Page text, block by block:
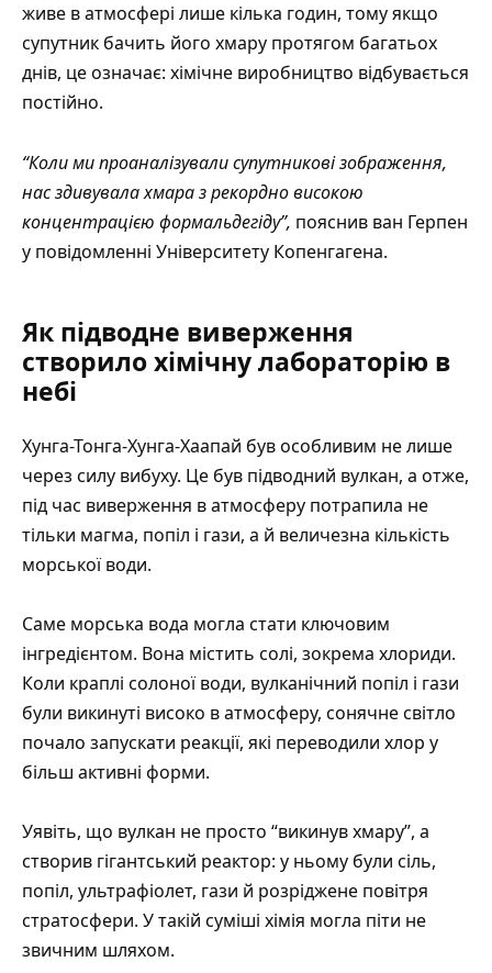
живе в атмосфері лише кілька годин, тому якщо
супутник бачить його хмару протягом багатьох
днів, це означає: хімічне виробництво відбувається
постійно.
“Коли ми проаналізували супутникові зображення,
нас здивувала хмара з рекордно високою
концентрацією формальдегіду”, пояснив ван Герпен
у повідомленні Університету Копенгагена.
Як підводне виверження
створило хімічну лабораторію в
небі
Хунга-Тонга-Хунга-Хаапай був особливим не лише
через силу вибуху. Це був підводний вулкан, а отже,
під час виверження в атмосферу потрапила не
тільки магма, попіл і гази, а й величезна кількість
морської води.
Саме морська вода могла стати ключовим
інгредієнтом. Вона містить солі, зокрема хлориди.
Коли краплі солоної води, вулканічний попіл і гази
були викинуті високо в атмосферу, сонячне світло
почало запускати реакції, які переводили хлор у
більш активні форми.
Уявіть, що вулкан не просто “викинув хмару”, а
створив гігантський реактор: у ньому були сіль,
попіл, ультрафіолет, гази й розріджене повітря
стратосфери. У такій суміші хімія могла піти не
звичним шляхом.